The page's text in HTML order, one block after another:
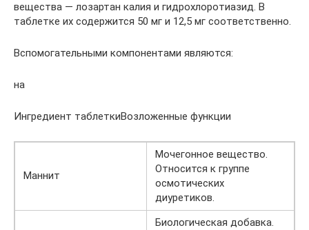
вещества — лозартан калия и гидрохлоротиазид. В
таблетке их содержится 50 мг и 12,5 мг соответственно.
Вспомогательными компонентами являются:
на
Ингредиент таблеткиВозложенные функции
Маннит
Мочегонное вещество.
Относится к группе
осмотических
диуретиков.
Биологическая добавка.